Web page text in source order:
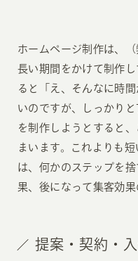
ホームページ制作は、
長い期間をかけて制作
ると「え、そんなに時
いのですが、しっかり
を制作しようとすると
まいます。これよりも
は、何かのステップを
果、後になって集客効果
提案・契約・